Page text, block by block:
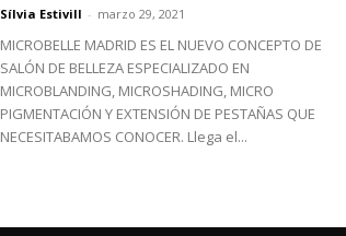
Gastro
Sílvia Estivill - marzo 29, 2021
MICROBELLE MADRID ES EL NUEVO CONCEPTO DE
SALÓN DE BELLEZA ESPECIALIZADO EN
MICROBLANDING, MICROSHADING, MICRO
PIGMENTACIÓN Y EXTENSIÓN DE PESTAÑAS QUE
NECESITABAMOS CONOCER. Llega el...